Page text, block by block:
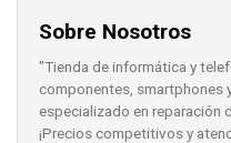
Sobre Nosotros
"Tienda de informática y
componentes, smartphones
especializado en reparación
¡Precios competitivos y